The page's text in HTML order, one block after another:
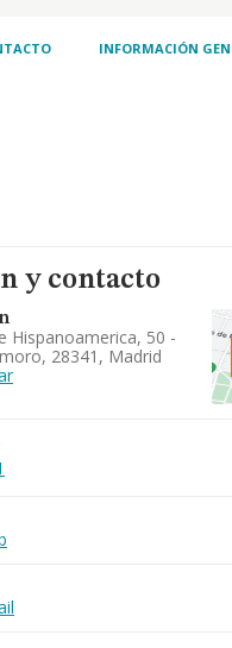
INFORMACIÓN
y contacto
Hispanoamerica, 50 -
28341, Madrid